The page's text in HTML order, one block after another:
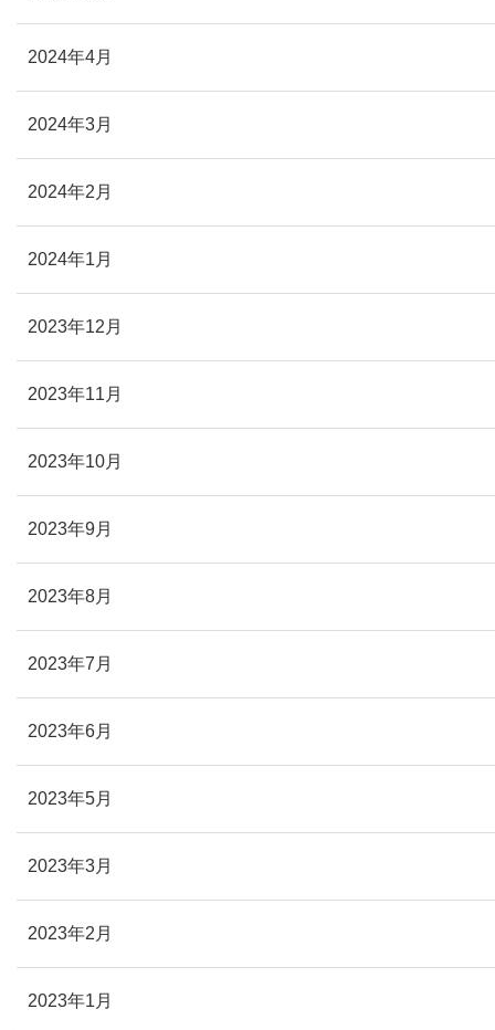
2024年4月
2024年3月
2024年2月
2024年1月
2023年12月
2023年11月
2023年10月
2023年9月
2023年8月
2023年7月
2023年6月
2023年5月
2023年3月
2023年2月
2023年1月